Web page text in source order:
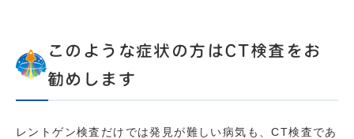
このような症状の方はCT検査をお
勧めします
レントゲン検査だけでは発見が難しい病気も、CT検査であ